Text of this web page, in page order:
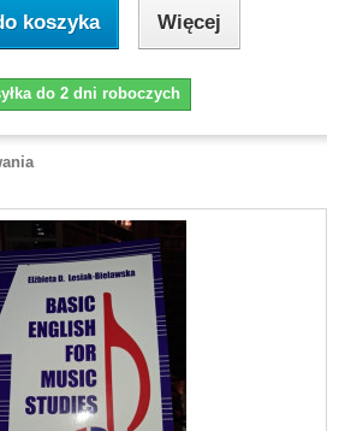
koszyka Więcej
do 2 dni roboczych